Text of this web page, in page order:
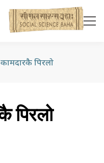
कामदारकै पिरलो
पिरलो